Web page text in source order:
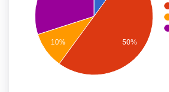
10% 50%